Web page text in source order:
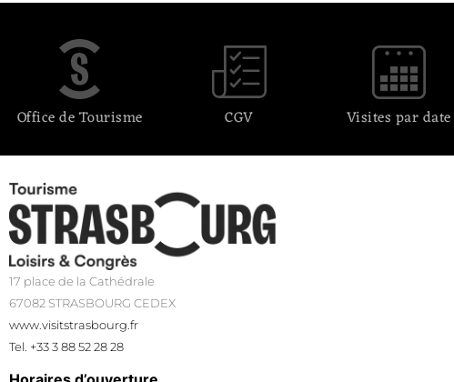
Office de Tourisme CGV Visites par date
17 place de la Cathédrale
67082 STRASBOURG CEDEX
www.visitstrasbourg.fr
Tel. +33 3 88 52 28 28